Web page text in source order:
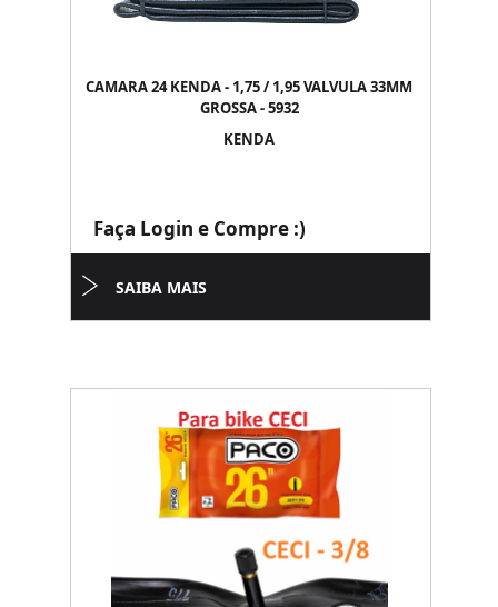
CAMARA 24 KENDA - 1,75 / 1,95 VALVULA 33MM
GROSSA - 5932
KENDA
Faça Login e Compre :)
SAIBA MAIS